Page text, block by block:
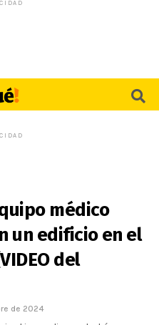
médico
un edificio en el
del
de 2024